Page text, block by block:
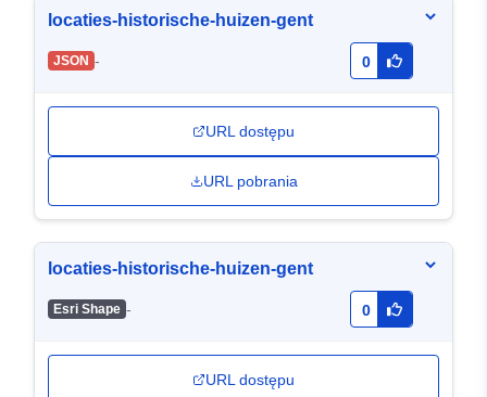
locaties-historische-huizen-gent
JSON - 0
URL dostępu
URL pobrania
locaties-historische-huizen-gent
Esri Shape - 0
URL dostępu